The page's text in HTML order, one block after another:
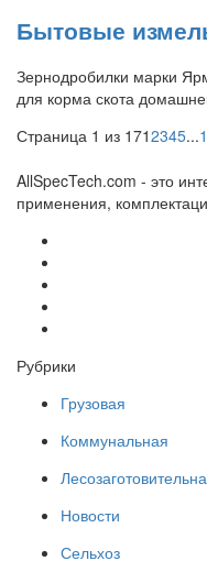
Бытовые
Зернодробилки марки
для корма скота
Страница 1 из 1712345...
AllSpecTech.com - это
применения,
Рубрики
Грузовая
Коммунальная
Новости
Сельхоз